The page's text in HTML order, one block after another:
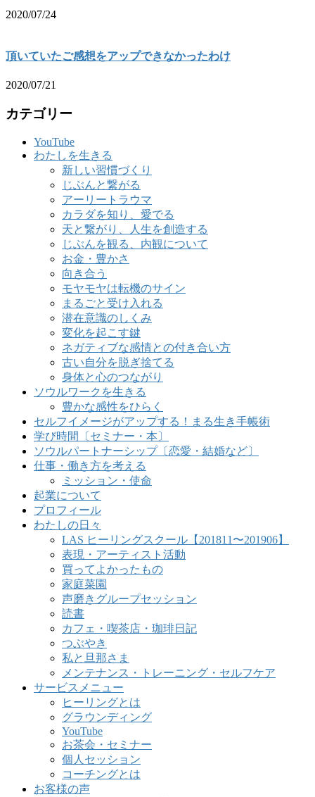
2020/07/24
頂いていたご感想をアップできなかったわけ
2020/07/21
カテゴリー
YouTube
わたしを生きる
新しい習慣づくり
じぶんと繋がる
アーリートラウマ
カラダを知り、愛でる
天と繋がり、人生を創造する
じぶんを観る、内観について
お金・豊かさ
向き合う
モヤモヤは転機のサイン
まるごと受け入れる
潜在意識のしくみ
変化を起こす鍵
ネガティブな感情との付き合い方
古い自分を脱ぎ捨てる
身体と心のつながり
ソウルワークを生きる
豊かな感性をひらく
セルフイメージがアップする！まる生き手帳術
学び時間〔セミナー・本〕
ソウルパートナーシップ〔恋愛・結婚など〕
仕事・働き方を考える
ミッション・使命
起業について
プロフィール
わたしの日々
LAS ヒーリングスクール【201811〜201906】
表現・アーティスト活動
買ってよかったもの
家庭菜園
声磨きグループセッション
読書
カフェ・喫茶店・珈琲日記
つぶやき
私と旦那さま
メンテナンス・トレーニング・セルフケア
サービスメニュー
ヒーリングとは
グラウンディング
YouTube
お茶会・セミナー
個人セッション
コーチングとは
お客様の声